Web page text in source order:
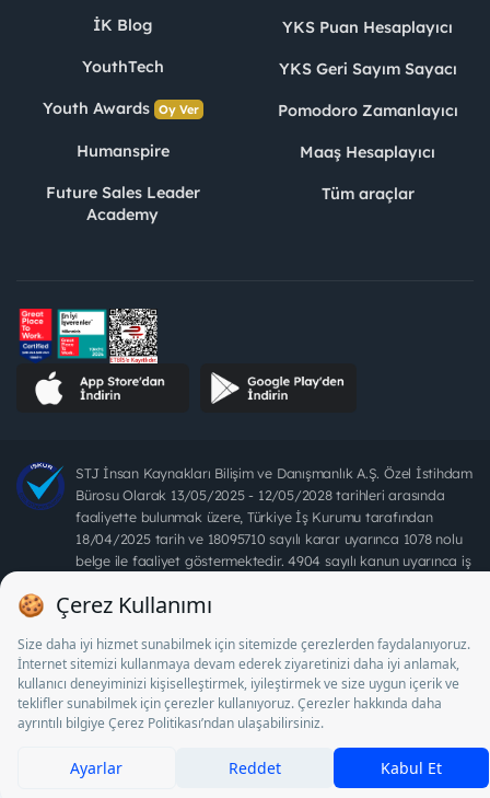
İK Blog
YouthTech
Youth Awards Oy Ver
Humanspire
Future Sales Leader
Academy
YKS Puan Hesaplayıcı
YKS Geri Sayım Sayacı
Pomodoro Zamanlayıcı
Maaş Hesaplayıcı
Tüm araçlar
STJ İnsan Kaynakları Bilişim ve Danışmanlık A.Ş. Özel İstihdam
Bürosu Olarak 13/05/2025 - 12/05/2028 tarihleri arasında
faaliyette bulunmak üzere, Türkiye İş Kurumu tarafından
18/04/2025 tarih ve 18095710 sayılı karar uyarınca 1078 nolu
belge ile faaliyet göstermektedir. 4904 sayılı kanun uyarınca iş